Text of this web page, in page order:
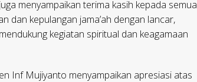
menyampaikan terima kasih kepada semua
dan kepulangan jama’ah dengan lancar,
kegiatan spiritual dan keagamaan
Inf Mujiyanto menyampaikan apresiasi atas